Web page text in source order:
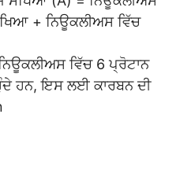
+ ਨਿਊਕਲੀਅਸ ਵਿੱਚ
ਵਿੱਚ 6 ਪ੍ਰੋਟਾਨ
ਹਨ, ਇਸ ਲਈ ਕਾਰਬਨ ਦੀ